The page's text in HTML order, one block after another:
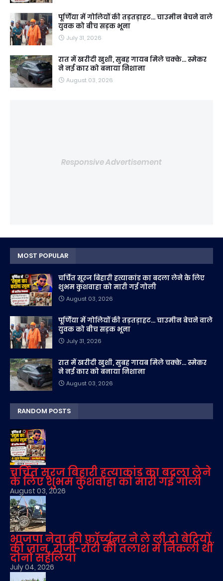
पूर्णिया में गोलियों की तड़तड़ाहट... चाउमीन बेचने वाले
युवक को बीच सड़क भूना
July 31, 2026
रात में खरीदी खुशी, सुबह गायब मिले चक्के... स्मेकर
ने नई कार को बनाया निशाना
August 03, 2026
Responsive Advertisement
MOST POPULAR
चर्चित सूरज बिहारी हत्याकांड का बदला लेने के लिए
शुभम कुशवाहा को मारी गई गोली
August 03, 2026
पूर्णिया में गोलियों की तड़तड़ाहट... चाउमीन बेचने वाले
युवक को बीच सड़क भूना
July 31, 2026
रात में खरीदी खुशी, सुबह गायब मिले चक्के... स्मेकर
ने नई कार को बनाया निशाना
August 03, 2026
RANDOM POSTS
चर्चित सूरज बिहारी हत्याकांड का बदला लेने
के लिए शुभम कुशवाहा को मारी गई गोली
August 03, 2026
भाजपा नेता की फॉर्च्यूनर ने ले ली दो बेटियों
की जान, रोजी-रोटी की तलाश में निकली थीं
दोनों सहेलियां
July 04, 2026